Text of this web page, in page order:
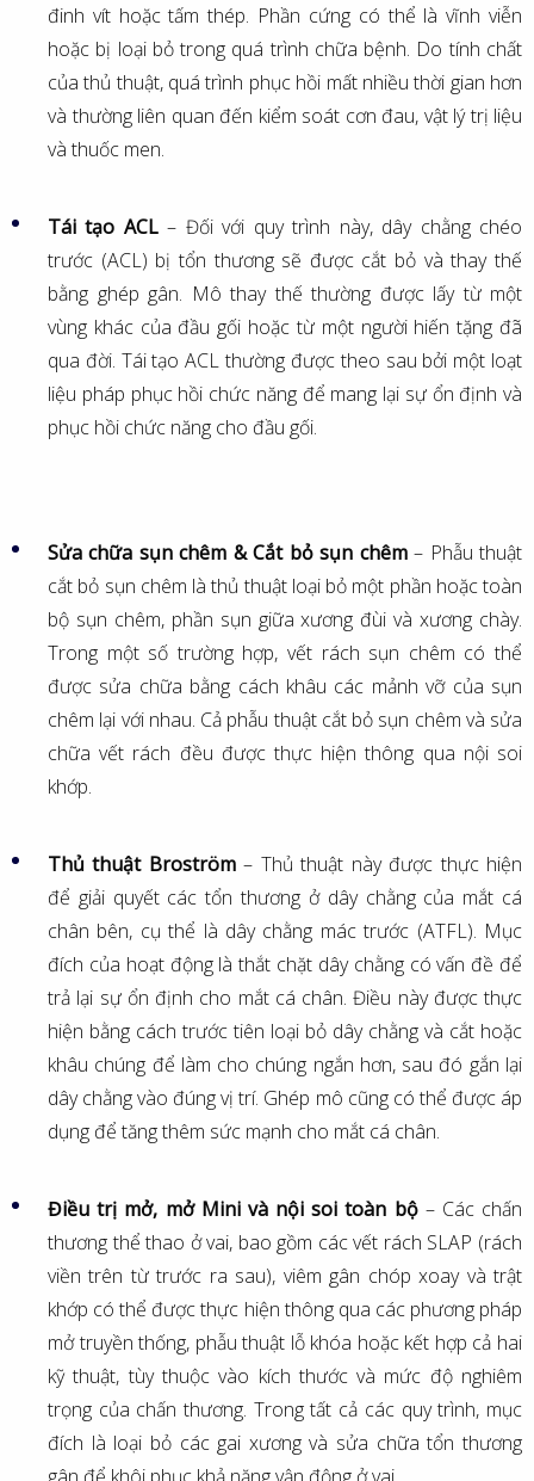
đinh vít hoặc tấm thép. Phần cứng có thể là vĩnh viễn
hoặc bị loại bỏ trong quá trình chữa bệnh. Do tính chất
của thủ thuật, quá trình phục hồi mất nhiều thời gian hơn
và thường liên quan đến kiểm soát cơn đau, vật lý trị liệu
và thuốc men.
Tái tạo ACL– Đối với quy trình này, dây chằng chéo
trước (ACL) bị tổn thương sẽ được cắt bỏ và thay thế
bằng ghép gân. Mô thay thế thường được lấy từ một
vùng khác của đầu gối hoặc từ một người hiến tặng đã
qua đời. Tái tạo ACL thường được theo sau bởi một loạt
liệu pháp phục hồi chức năng để mang lại sự ổn định và
phục hồi chức năng cho đầu gối.
Sửa chữa sụn chêm & Cắt bỏ sụn chêm– Phẫu thuật
cắt bỏ sụn chêm là thủ thuật loại bỏ một phần hoặc toàn
bộ sụn chêm, phần sụn giữa xương đùi và xương chày.
Trong một số trường hợp, vết rách sụn chêm có thể
được sửa chữa bằng cách khâu các mảnh vỡ của sụn
chêm lại với nhau. Cả phẫu thuật cắt bỏ sụn chêm và sửa
chữa vết rách đều được thực hiện thông qua nội soi
khớp.
Thủ thuật Broström– Thủ thuật này được thực hiện
để giải quyết các tổn thương ở dây chằng của mắt cá
chân bên, cụ thể là dây chằng mác trước (ATFL). Mục
đích của hoạt động là thắt chặt dây chằng có vấn đề để
trả lại sự ổn định cho mắt cá chân. Điều này được thực
hiện bằng cách trước tiên loại bỏ dây chằng và cắt hoặc
khâu chúng để làm cho chúng ngắn hơn, sau đó gắn lại
dây chằng vào đúng vị trí. Ghép mô cũng có thể được áp
dụng để tăng thêm sức mạnh cho mắt cá chân.
Điều trị mở, mở Mini và nội soi toàn bộ– Các chấn
thương thể thao ở vai, bao gồm các vết rách SLAP (rách
viền trên từ trước ra sau), viêm gân chóp xoay và trật
khớp có thể được thực hiện thông qua các phương pháp
mở truyền thống, phẫu thuật lỗ khóa hoặc kết hợp cả hai
kỹ thuật, tùy thuộc vào kích thước và mức độ nghiêm
trọng của chấn thương. Trong tất cả các quy trình, mục
đích là loại bỏ các gai xương và sửa chữa tổn thương